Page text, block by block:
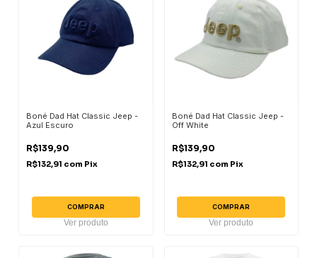
Boné Dad Hat Classic Jeep -
Azul Escuro
R$139,90
R$132,91 com Pix
COMPRAR
Ver produto
Boné Dad Hat Classic Jeep -
Off White
R$139,90
R$132,91 com Pix
COMPRAR
Ver produto